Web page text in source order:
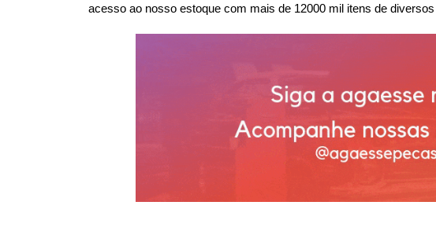
acesso ao nosso estoque com mais de 12000 mil itens de